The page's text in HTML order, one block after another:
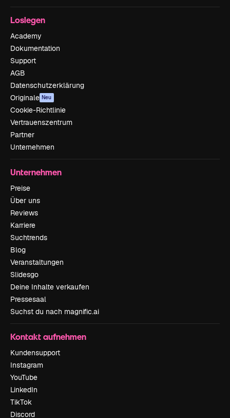
Loslegen
Academy
Dokumentation
Support
AGB
Datenschutzerklärung
Originale Neu
Cookie-Richtlinie
Vertrauenszentrum
Partner
Unternehmen
Unternehmen
Preise
Über uns
Reviews
Karriere
Suchtrends
Blog
Veranstaltungen
Slidesgo
Deine Inhalte verkaufen
Pressesaal
Suchst du nach magnific.ai
Kontakt aufnehmen
Kundensupport
Instagram
YouTube
LinkedIn
TikTok
Discord